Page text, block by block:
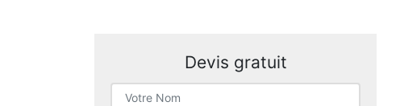
Devis gratuit